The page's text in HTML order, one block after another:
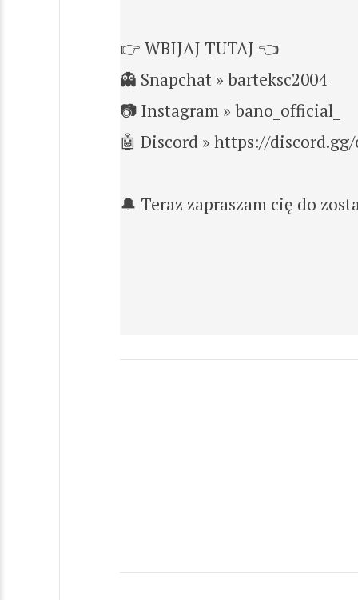
👉 WBIJAJ TUTAJ 👈
👻 Snapchat » barteksc2004
📷 Instagram » bano_official_
🤖 Discord » https://discord.gg/
🔔 Teraz zapraszam cię do